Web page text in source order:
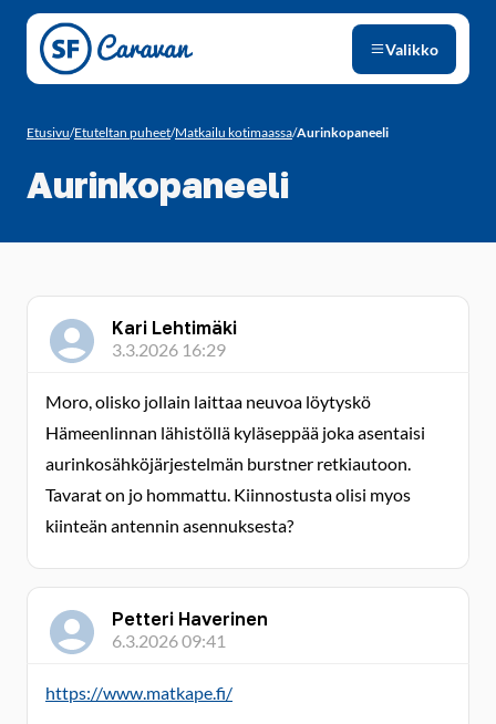
Siirry sivun sisältöön
Valikko
Etusivu/Etuteltan puheet/Matkailu kotimaassa/Aurinkopaneeli
Aurinkopaneeli
Kari Lehtimäki
3.3.2026 16:29
Moro, olisko jollain laittaa neuvoa löytyskö
Hämeenlinnan lähistöllä kyläseppää joka asentaisi
aurinkosähköjärjestelmän burstner retkiautoon.
Tavarat on jo hommattu. Kiinnostusta olisi myos
kiinteän antennin asennuksesta?
Petteri Haverinen
6.3.2026 09:41
https://www.matkape.fi/